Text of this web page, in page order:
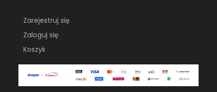
Zarejestruj się
Zaloguj się
Koszyk